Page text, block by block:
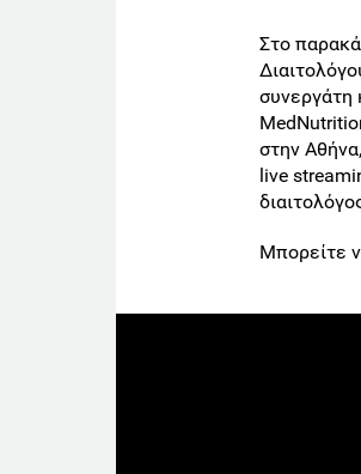
Στο
συνεργάτη
στην
live
Μπορείτε